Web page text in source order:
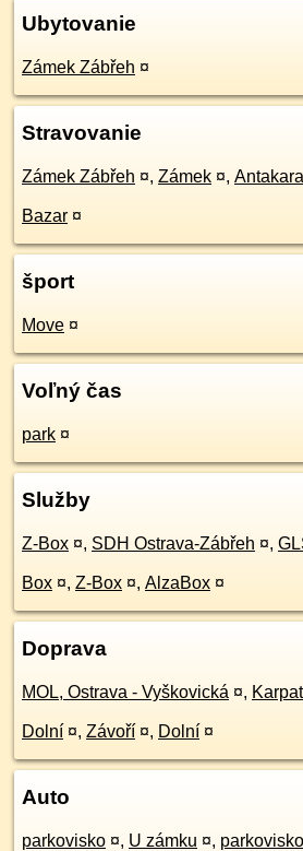
Ubytovanie
Zámek Zábřeh ¤
Stravovanie
Zámek Zábřeh ¤, Zámek ¤,
Bazar ¤
šport
Move ¤
Voľný čas
park ¤
Služby
Z-Box ¤, SDH Ostrava-Zábřeh ¤,
Box ¤, Z-Box ¤, AlzaBox ¤
Doprava
MOL, Ostrava - Vyškovická ¤,
Dolní ¤, Závoří ¤, Dolní ¤
Auto
parkovisko ¤, U zámku ¤, parkovisko